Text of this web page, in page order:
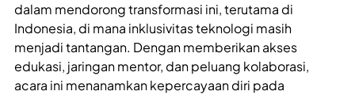
dalam mendorong transformasi ini, terutama di
Indonesia, di mana inklusivitas teknologi masih
menjadi tantangan. Dengan memberikan akses
edukasi, jaringan mentor, dan peluang kolaborasi,
acara ini menanamkan kepercayaan diri pada